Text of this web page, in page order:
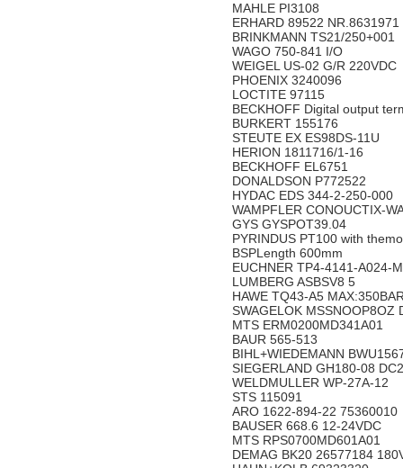
MAHLE PI3108
ERHARD 89522 NR.8631971
BRINKMANN TS21/250+001
WAGO 750-841 I/O
WEIGEL US-02 G/R 220VDC
PHOENIX 3240096
LOCTITE 97115
BECKHOFF Digital output
BURKERT 155176
STEUTE EX ES98DS-11U
HERION 1811716/1-16
BECKHOFF EL6751
DONALDSON P772522
HYDAC EDS 344-2-250-000
WAMPFLER CONOUCTIX-
GYS GYSPOT39.04
PYRINDUS PT100 with
BSPLength 600mm
EUCHNER TP4-4141-A024-
LUMBERG ASBSV8 5
HAWE TQ43-A5
SWAGELOK MSSNOOP8OZ
MTS ERM0200MD341A01
BAUR 565-513
BIHL+WIEDEMANN
SIEGERLAND GH180-08
WELDMULLER WP-27A-12
STS 115091
ARO 1622-894-22 75360010
BAUSER 668.6 12-24VDC
MTS RPS0700MD601A01
DEMAG BK20 26577184